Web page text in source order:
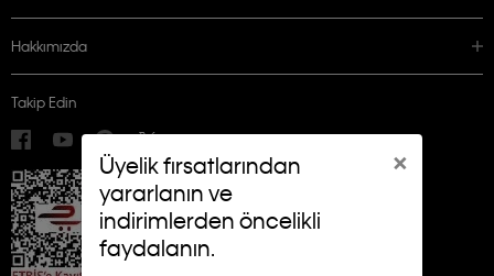
×
Üyelik fırsatlarından
yararlanın ve
indirimlerden öncelikli
faydalanın.
Hakkımızda
Takip Edin